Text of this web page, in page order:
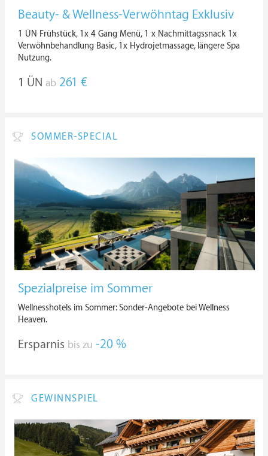
Beauty- & Wellness-Verwöhntag Exklusiv
1 ÜN Frühstück, 1x 4 Gang Menü, 1 x Nachmittagssnack 1x
Verwöhnbehandlung Basic, 1x Hydrojetmassage, längere Spa
Nutzung.
1 ÜN ab 261 €
SOMMER-SPECIAL
Spezialpreise im Sommer
Wellnesshotels im Sommer: Sonder-Angebote bei Wellness
Heaven.
Ersparnis bis zu -20 %
GEWINNSPIEL